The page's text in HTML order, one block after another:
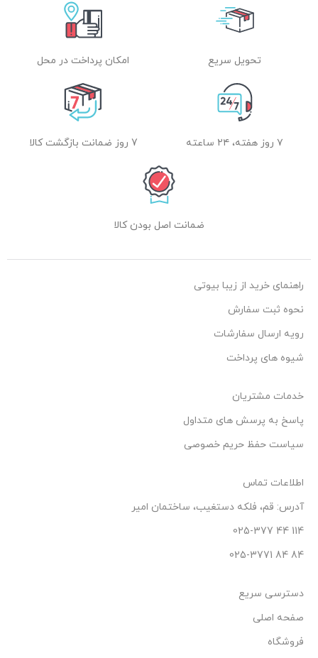
تحویل سریع امکان پرداخت در محل
۷ روز هفته، ۲۴ ساعته 7 روز ضمانت بازگشت کالا
ضمانت اصل بودن کالا
راهنمای خرید از زیبا بیوتی
نحوه ثبت سفارش
رویه ارسال سفارشات
شیوه های پرداخت
خدمات مشتریان
پاسخ به پرسش های متداول
سیاست حفظ حریم خصوصی
اطلاعات تماس
آدرس: قم، فلکه دستغیب، ساختمان امیر
114 44 025-377
84 84 025-3771
دسترسی سریع
صفحه اصلی
فروشگاه